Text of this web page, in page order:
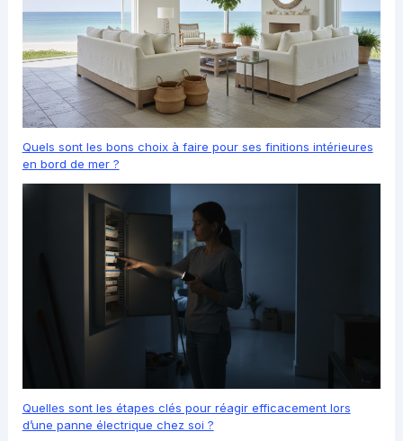
Quels sont les bons choix à faire pour ses finitions intérieures
en bord de mer ?
Quelles sont les étapes clés pour réagir efficacement lors
d’une panne électrique chez soi ?